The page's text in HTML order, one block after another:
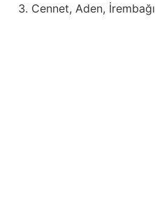
Cennet, Aden, İrembağı